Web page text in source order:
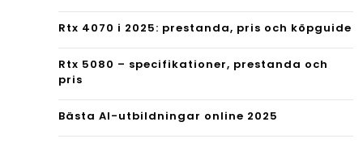
Rtx 4070 i 2025: prestanda, pris och köpguide
Rtx 5080 – specifikationer, prestanda och
pris
Bästa AI-utbildningar online 2025